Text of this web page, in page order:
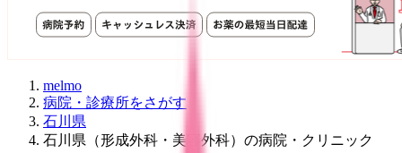
melmo
病院・診療所をさがす
石川県
石川県（形成外科・美容外科）の病院・クリニック